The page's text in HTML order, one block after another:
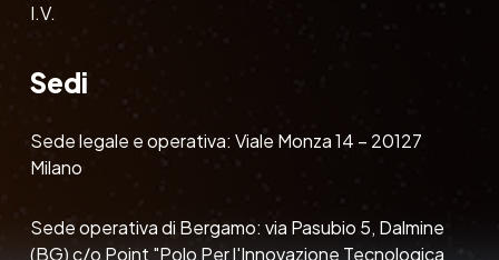
I.V.
Sedi
Sede legale e operativa: Viale Monza 14 – 20127
Milano
Sede operativa di Bergamo: via Pasubio 5, Dalmine
(BG) c/o Point "Polo Per l'Innovazione Tecnologica